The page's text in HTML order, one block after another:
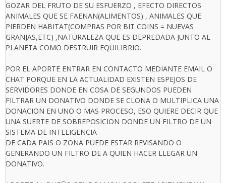
GOZAR DEL FRUTO DE SU ESFUERZO , EFECTO DIRECTOS
ANIMALES QUE SE FAENAN(ALIMENTOS) , ANIMALES QUE
PIERDEN HABITAT(COMPRAS POR BIT COINS = NUEVAS
GRANJAS,ETC) ,NATURALEZA QUE ES DEPREDADA JUNTO AL
PLANETA COMO DESTRUIR EQUILIBRIO.
POR EL APORTE ENTRAR EN CONTACTO MEDIANTE EMAIL O
CHAT PORQUE EN LA ACTUALIDAD EXISTEN ESPEJOS DE
SERVIDORES DONDE EN COSA DE SEGUNDOS PUEDEN
FILTRAR UN DONATIVO DONDE SE CLONA O MULTIPLICA UNA
DONACION EN UNO O MAS PROCESO, ESO QUIERE DECIR QUE
UNA SUERTE DE SOBREPOSICION DONDE UN FILTRO DE UN
SISTEMA DE INTELIGENCIA
DE CADA PAIS O ZONA PUEDE ESTAR REVISANDO O
GENERANDO UN FILTRO DE A QUIEN HACER LLEGAR UN
DONATIVO.